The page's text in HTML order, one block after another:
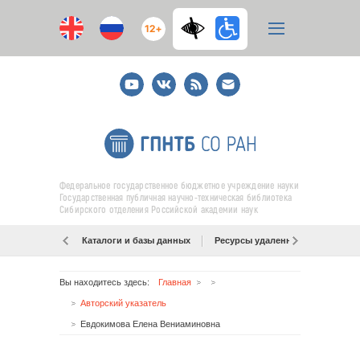
12+
YoutubeВКонтакте
RSS
E-
mail
подписка
Федеральное государственное бюджетное учреждение науки
Государственная публичная научно-техническая библиотека
Сибирского отделения Российской академии наук
Каталоги и базы данных Ресурсы удаленного доступа
Вы находитесь здесь: Главная
Авторский указатель
Евдокимова Елена Вениаминовна